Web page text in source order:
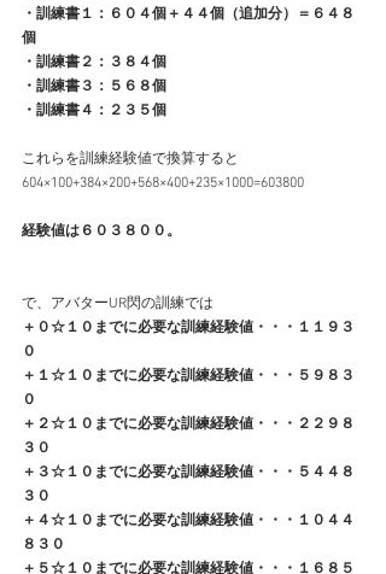
・訓練書１：６０４個＋４４個（追加分）＝６４８
個
・訓練書２：３８４個
・訓練書３：５６８個
・訓練書４：２３５個
これらを訓練経験値で換算すると
604×100+384×200+568×400+235×1000=603800
経験値は６０３８００。
で、アバターUR閃の訓練では
＋０☆１０までに必要な訓練経験値・・・１１９３
０
＋１☆１０までに必要な訓練経験値・・・５９８３
０
＋２☆１０までに必要な訓練経験値・・・２２９８
３０
＋３☆１０までに必要な訓練経験値・・・５４４８
３０
＋４☆１０までに必要な訓練経験値・・・１０４４
８３０
＋５☆１０までに必要な訓練経験値・・・１６８５